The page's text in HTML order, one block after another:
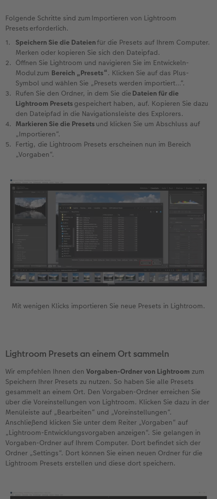
Folgende Schritte sind zum Importieren von Lightroom
Presets erforderlich.
Speichern Sie die Dateienfür die Presets auf Ihrem Computer.
Merken oder kopieren Sie sich den Dateipfad.
Öffnen Sie Lightroom und navigieren Sie im Entwickeln-
Modul zum Bereich „Presets“. Klicken Sie auf das Plus-
Symbol und wählen Sie „Presets werden importiert…“.
Rufen Sie den Ordner, in dem Sie die Dateien für die
Lightroom Presets gespeichert haben, auf. Kopieren Sie dazu
den Dateipfad in die Navigationsleiste des Explorers.
Markieren Sie die Presets und klicken Sie um Abschluss auf
„Importieren“.
Fertig, die Lightroom Presets erscheinen nun im Bereich
„Vorgaben“.
Mit wenigen Klicks importieren Sie neue Presets in Lightroom.
Lightroom Presets an einem Ort sammeln
Wir empfehlen Ihnen denVorgaben-Ordner von Lightroom zum
Speichern Ihrer Presets zu nutzen. So haben Sie alle Presets
gesammelt an einem Ort. Den Vorgaben-Ordner erreichen Sie
über die Voreinstellungen von Lightroom. Klicken Sie dazu in der
Menüleiste auf „Bearbeiten“ und „Voreinstellungen“.
Anschließend klicken Sie unter dem Reiter „Vorgaben“ auf
„Lightroom-Entwicklungsvorgaben anzeigen“. Sie gelangen in
Vorgaben-Ordner auf Ihrem Computer. Dort befindet sich der
Ordner „Settings“. Dort können Sie einen neuen Ordner für die
Lightroom Presets erstellen und diese dort speichern.